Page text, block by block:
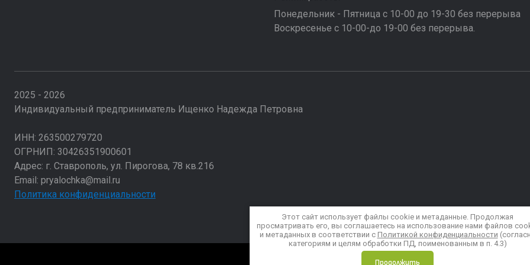
Понедельник - Пятница с 10-00 до 19-30 без перерыва
Воскресенье с 10-00-до 19-00 без перерыва.
2025 - 2026
Индивидуальный предприниматель Ищенко Надежда Петровна
ИНН: 263500279720
ОГРНИП: 30426351900601
Адрес: г. Ставрополь, ул. Пирогова, 78 кв.216
Email: pryalochka@mail.ru
Политика конфиденциальности
Этот сайт использует файлы cookie и метаданные. Продолжая
просматривать его, вы соглашаетесь на использование нами файлов
и метаданных в соответствии с Политикой конфиденциальности
категориям и целям обработки ПД, поименованным в п. 4.3)
Продолжить